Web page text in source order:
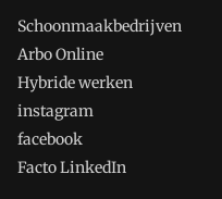
Schoonmaakbedrijven
Arbo Online
Hybride werken
instagram
facebook
Facto LinkedIn